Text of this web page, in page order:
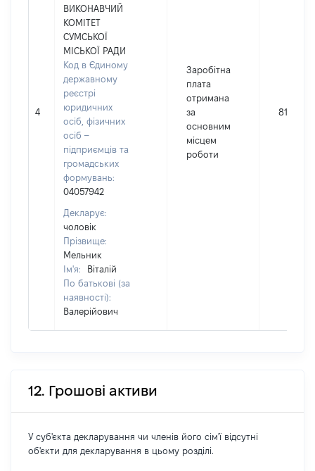
4
ВИКОНАВЧИЙ
КОМІТЕТ
СУМСЬКОЇ
МІСЬКОЇ РАДИ
Код в Єдиному
державному
реєстрі
юридичних
осіб, фізичних
осіб –
підприємців та
громадських
формувань:
04057942
Декларує:
чоловік
Прізвище:
Мельник
Ім'я:
Віталій
По батькові (за
наявності):
Валерійович
Заробітна
плата
отримана
за
основним
місцем
роботи
81231
12. Грошові активи
У суб'єкта декларування чи членів його сім'ї відсутні
об'єкти для декларування в цьому розділі.